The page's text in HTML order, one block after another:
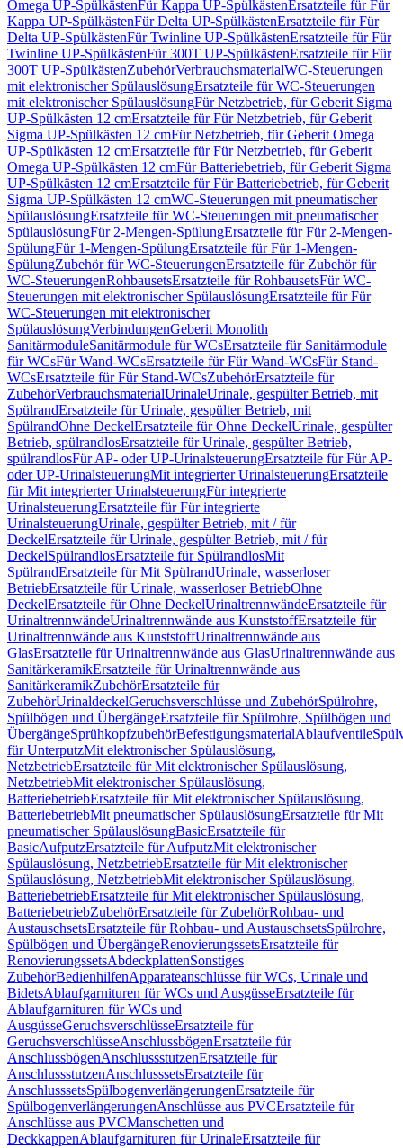
Omega UP-SpülkästenFür Kappa UP-SpülkästenErsatzteile für Für
Kappa UP-SpülkästenFür Delta UP-SpülkästenErsatzteile für Für
Delta UP-SpülkästenFür Twinline UP-SpülkästenErsatzteile für Für
Twinline UP-SpülkästenFür 300T UP-SpülkästenErsatzteile für Für
300T UP-SpülkästenZubehörVerbrauchsmaterialWC-Steuerungen
mit elektronischer SpülauslösungErsatzteile für WC-Steuerungen
mit elektronischer SpülauslösungFür Netzbetrieb, für Geberit Sigma
UP-Spülkästen 12 cmErsatzteile für Für Netzbetrieb, für Geberit
Sigma UP-Spülkästen 12 cmFür Netzbetrieb, für Geberit Omega
UP-Spülkästen 12 cmErsatzteile für Für Netzbetrieb, für Geberit
Omega UP-Spülkästen 12 cmFür Batteriebetrieb, für Geberit Sigma
UP-Spülkästen 12 cmErsatzteile für Für Batteriebetrieb, für Geberit
Sigma UP-Spülkästen 12 cmWC-Steuerungen mit pneumatischer
SpülauslösungErsatzteile für WC-Steuerungen mit pneumatischer
SpülauslösungFür 2-Mengen-SpülungErsatzteile für Für 2-Mengen-
SpülungFür 1-Mengen-SpülungErsatzteile für Für 1-Mengen-
SpülungZubehör für WC-SteuerungenErsatzteile für Zubehör für
WC-SteuerungenRohbausetsErsatzteile für RohbausetsFür WC-
Steuerungen mit elektronischer SpülauslösungErsatzteile für Für
WC-Steuerungen mit elektronischer
SpülauslösungVerbindungenGeberit Monolith
SanitärmoduleSanitärmodule für WCsErsatzteile für Sanitärmodule
für WCsFür Wand-WCsErsatzteile für Für Wand-WCsFür Stand-
WCsErsatzteile für Für Stand-WCsZubehörErsatzteile für
ZubehörVerbrauchsmaterialUrinaleUrinale, gespülter Betrieb, mit
SpülrandErsatzteile für Urinale, gespülter Betrieb, mit
SpülrandOhne DeckelErsatzteile für Ohne DeckelUrinale, gespülter
Betrieb, spülrandlosErsatzteile für Urinale, gespülter Betrieb,
spülrandlosFür AP- oder UP-UrinalsteuerungErsatzteile für Für AP-
oder UP-UrinalsteuerungMit integrierter UrinalsteuerungErsatzteile
für Mit integrierter UrinalsteuerungFür integrierte
UrinalsteuerungErsatzteile für Für integrierte
UrinalsteuerungUrinale, gespülter Betrieb, mit / für
DeckelErsatzteile für Urinale, gespülter Betrieb, mit / für
DeckelSpülrandlosErsatzteile für SpülrandlosMit
SpülrandErsatzteile für Mit SpülrandUrinale, wasserloser
BetriebErsatzteile für Urinale, wasserloser BetriebOhne
DeckelErsatzteile für Ohne DeckelUrinaltrennwändeErsatzteile für
UrinaltrennwändeUrinaltrennwände aus KunststoffErsatzteile für
Urinaltrennwände aus KunststoffUrinaltrennwände aus
GlasErsatzteile für Urinaltrennwände aus GlasUrinaltrennwände aus
SanitärkeramikErsatzteile für Urinaltrennwände aus
SanitärkeramikZubehörErsatzteile für
ZubehörUrinaldeckelGeruchsverschlüsse und ZubehörSpülrohre,
Spülbögen und ÜbergängeErsatzteile für Spülrohre, Spülbögen und
ÜbergängeSprühkopfzubehörBefestigungsmaterialAblaufventile
für UnterputzMit elektronischer Spülauslösung,
NetzbetriebErsatzteile für Mit elektronischer Spülauslösung,
NetzbetriebMit elektronischer Spülauslösung,
BatteriebetriebErsatzteile für Mit elektronischer Spülauslösung,
BatteriebetriebMit pneumatischer SpülauslösungErsatzteile für Mit
pneumatischer SpülauslösungBasicErsatzteile für
BasicAufputzErsatzteile für AufputzMit elektronischer
Spülauslösung, NetzbetriebErsatzteile für Mit elektronischer
Spülauslösung, NetzbetriebMit elektronischer Spülauslösung,
BatteriebetriebErsatzteile für Mit elektronischer Spülauslösung,
BatteriebetriebZubehörErsatzteile für ZubehörRohbau- und
AustauschsetsErsatzteile für Rohbau- und AustauschsetsSpülrohre,
Spülbögen und ÜbergängeRenovierungssetsErsatzteile für
RenovierungssetsAbdeckplattenSonstiges
ZubehörBedienhilfenApparateanschlüsse für WCs, Urinale und
BidetsAblaufgarnituren für WCs und AusgüsseErsatzteile für
Ablaufgarnituren für WCs und
AusgüsseGeruchsverschlüsseErsatzteile für
GeruchsverschlüsseAnschlussbögenErsatzteile für
AnschlussbögenAnschlussstutzenErsatzteile für
AnschlussstutzenAnschlusssetsErsatzteile für
AnschlusssetsSpülbogenverlängerungenErsatzteile für
SpülbogenverlängerungenAnschlüsse aus PVCErsatzteile für
Anschlüsse aus PVCManschetten und
DeckkappenAblaufgarnituren für UrinaleErsatzteile für